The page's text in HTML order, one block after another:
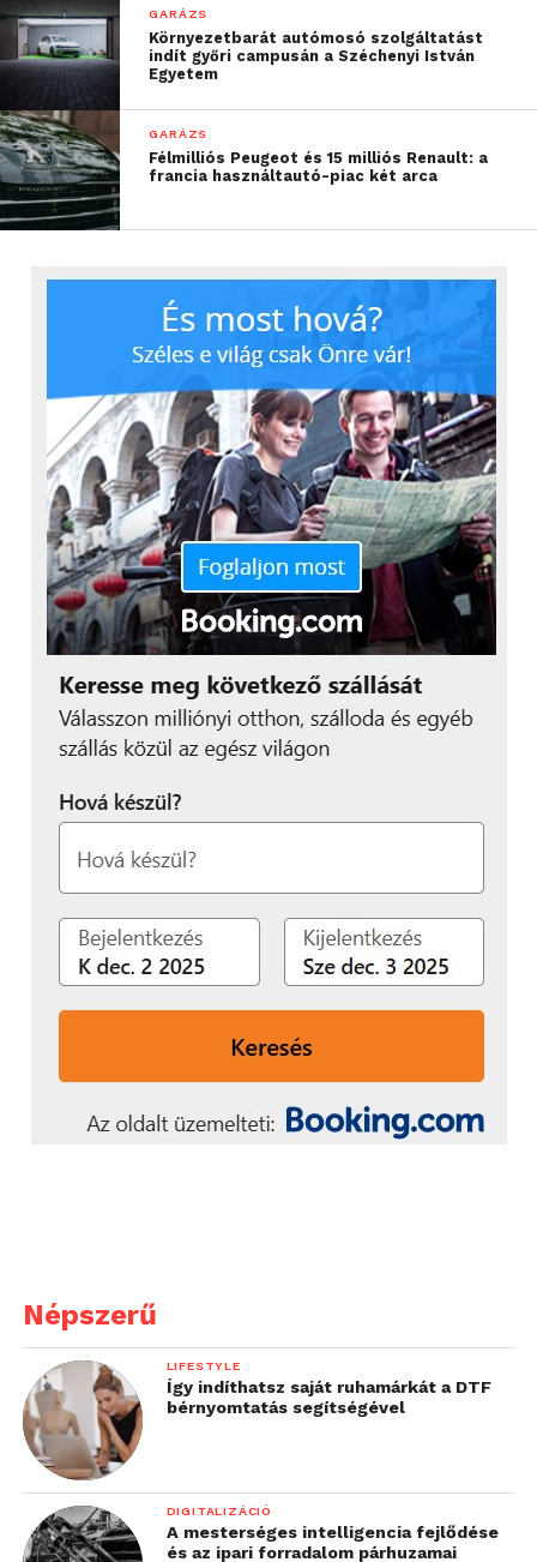
GARÁZS
Környezetbarát autómosó szolgáltatást
indít győri campusán a Széchenyi István
Egyetem
GARÁZS
Félmilliós Peugeot és 15 milliós Renault: a
francia használtautó-piac két arca
Népszerű
LIFESTYLE
Így indíthatsz saját ruhamárkát a DTF
bérnyomtatás segítségével
DIGITALIZÁCIÓ
A mesterséges intelligencia fejlődése
és az ipari forradalom párhuzamai